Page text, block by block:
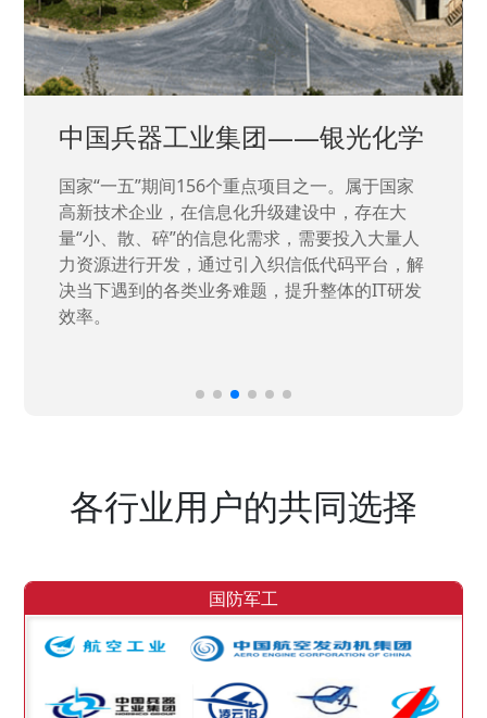
中国兵器工业集团——银光化学
国家“一五”期间156个重点项目之一。属于国家
高新技术企业，在信息化升级建设中，存在大
量“小、散、碎”的信息化需求，需要投入大量人
力资源进行开发，通过引入织信低代码平台，解
决当下遇到的各类业务难题，提升整体的IT研发
效率。
各行业用户的共同选择
国防军工